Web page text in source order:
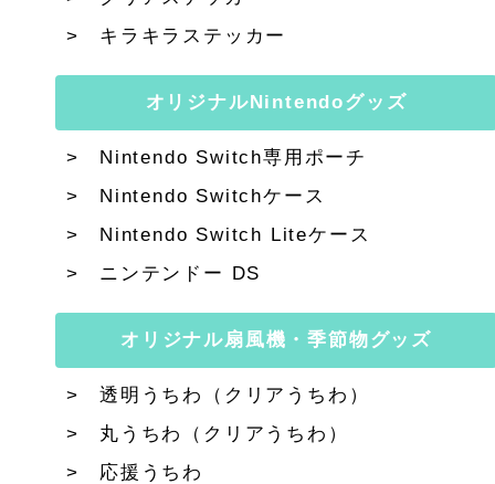
キラキラステッカー
オリジナルNintendoグッズ
Nintendo Switch専用ポーチ
Nintendo Switchケース
Nintendo Switch Liteケース
ニンテンドー DS
オリジナル扇風機・季節物グッズ
透明うちわ（クリアうちわ）
丸うちわ（クリアうちわ）
応援うちわ